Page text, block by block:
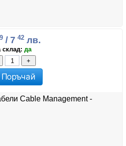
/ 7 42 лв.
склад: да
+
Поръчай
Cable Management -